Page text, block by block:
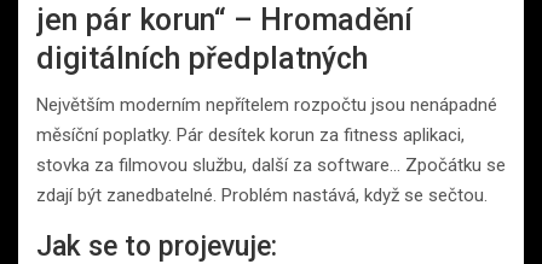
jen pár korun“ – Hromadění
digitálních předplatných
Největším moderním nepřítelem rozpočtu jsou nenápadné
měsíční poplatky. Pár desítek korun za fitness aplikaci,
stovka za filmovou službu, další za software… Zpočátku se
zdají být zanedbatelné. Problém nastává, když se sečtou.
Jak se to projevuje: